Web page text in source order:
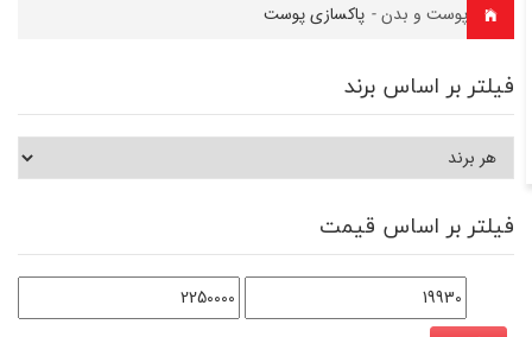
خانه پوست و بدن - پاکسازی پوست
فیلتر بر اساس برند
فیلتر بر اساس قیمت